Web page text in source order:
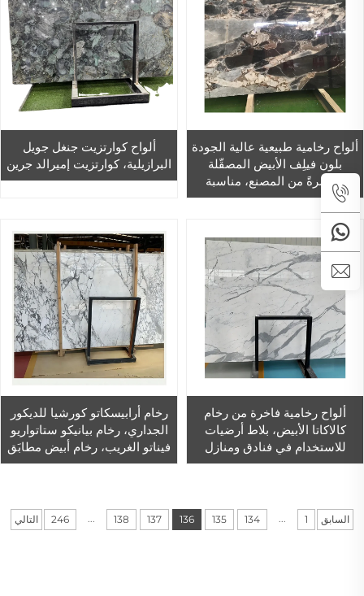
ألواح رخامية طبيعية عالية الجودة
بلون فيلِف الأبيض المصقّلة
مباشرةً من المصنع، مناسبة
لأسطح المطابخ والأرضيات،
ألواح كوارتزيت جنغل جويل
البرازيلية، كوارتزيت إميرالد جرين
ألواح رخامية فاخرة من رخام
كالاكاتا الأبيض، بلاط أرضيات
للاستخدام في فنادق ومنازل
وديكورات interiors الفاخرة
رخام أرابيسكاتو كورشيا للديكور
الجداري، رخام بيانيكو ستاتواريو
فيناتو الغريب، رخام أبيض مطابَق
من الكتابة (Book Matched)
السابق 1
...
134
135
136
137
138
...
246 التالي